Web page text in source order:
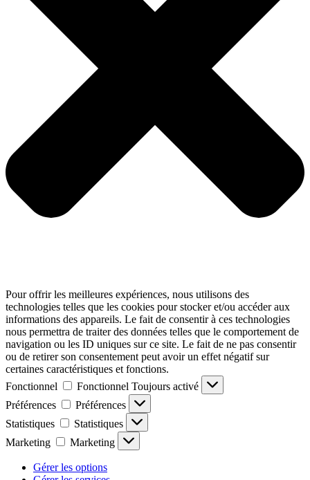
Pour offrir les meilleures expériences, nous utilisons des
technologies telles que les cookies pour stocker et/ou accéder aux
informations des appareils. Le fait de consentir à ces technologies
nous permettra de traiter des données telles que le comportement de
navigation ou les ID uniques sur ce site. Le fait de ne pas consentir
ou de retirer son consentement peut avoir un effet négatif sur
certaines caractéristiques et fonctions.
Fonctionnel
Fonctionnel Toujours activé
Préférences
Préférences
Statistiques
Statistiques
Marketing
Marketing
Gérer les options